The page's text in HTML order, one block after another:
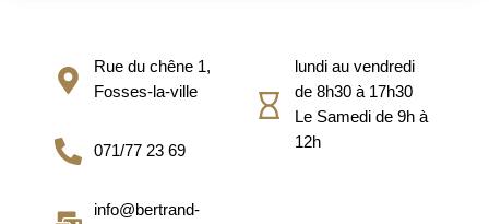
Rue du chêne 1,
Fosses-la-ville
071/77 23 69
info@bertrand-
lundi au vendredi
de 8h30 à 17h30
Le Samedi de 9h à
12h